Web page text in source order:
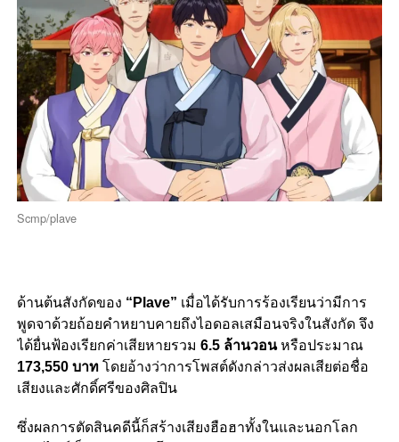
Scmp/plave
ด้านต้นสังกัดของ “Plave” เมื่อได้รับการร้องเรียนว่ามีการ
พูดจาด้วยถ้อยคำหยาบคายถึงไอดอลเสมือนจริงในสังกัด จึง
ได้ยื่นฟ้องเรียกค่าเสียหายรวม 6.5 ล้านวอนหรือประมาณ
173,550 บาทโดยอ้างว่าการโพสต์ดังกล่าวส่งผลเสียต่อชื่อ
เสียงและศักดิ์ศรีของศิลปิน
ซึ่งผลการตัดสินคดีนี้ก็สร้างเสียงฮือฮาทั้งในและนอกโลก